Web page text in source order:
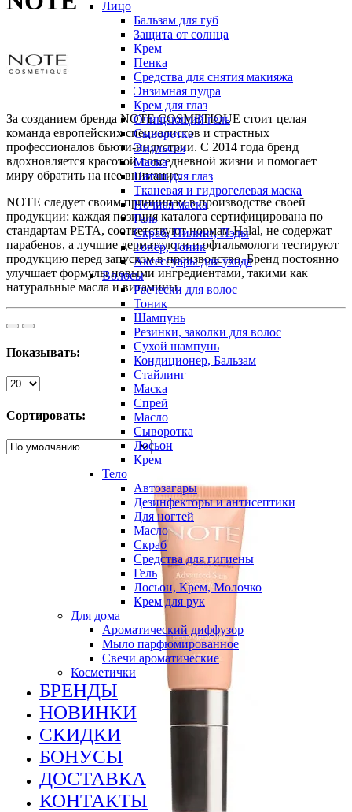
Лицо
Бальзам для губ
Защита от солнца
Крем
Пенка
Средства для снятия макияжа
Энзимная пудра
Крем для глаз
Очищающий гель
Сыворотка
Эмульсия
Маска
Патчи для глаз
Тканевая и гидрогелевая маска
Ночная маска
Гель
Скраб, Пилинг, Пэды
Тонер, Тоник
Аксессуары для ухода
Волосы
Расчески для волос
Тоник
Шампунь
Резинки, заколки для волос
Сухой шампунь
Кондиционер, Бальзам
Стайлинг
Маска
Спрей
Масло
Сыворотка
Лосьон
Крем
Тело
Автозагары
Дезинфекторы и антисептики
Для ногтей
Масло
Скраб
Средства для гигиены
Гель
Лосьон, Крем, Молочко
Крем для рук
Для дома
Ароматический диффузор
Мыло парфюмированное
Свечи ароматические
Косметички
БРЕНДЫ
НОВИНКИ
СКИДКИ
БОНУСЫ
ДОСТАВКА
КОНТАКТЫ
За созданием бренда NOTE COSMETIQUE стоит целая
команда европейских специалистов и страстных
профессионалов бьюти-индустрии. С 2014 года бренд
вдохновляется красотой повседневной жизни и помогает
миру обратить на нее внимание.
NOTE следует своим принципам в производстве своей
продукции: каждая позиция каталога сертифицирована по
стандартам PETA, соответствуют нормам Halal, не содержат
парабенов, а лучшие дерматологи и офтальмологи тестируют
продукцию перед запуском в производство. Бренд постоянно
улучшает формулы новыми ингредиентами, такими как
натуральные масла и витамины.
Показывать:
Сортировать: